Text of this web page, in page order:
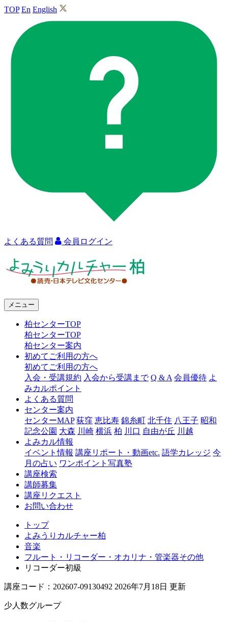
TOP En English
よくある質問 会員ログイン
ャ
メニュー
柏センターTOP
柏センターTOP
柏センター案内
初めてご利用の方へ
初めてご利用の方へ
入会・受講規約 入会から受講まで Q & A 会員優待 よ
みカルポイント
よくある質問
センター案内
センターMAP 荻窪 恵比寿 錦糸町 北千住 八王子 昭和
記念公園 大森 川崎 横浜 柏 川口 自由が丘 川越
よみカル情報
イベント情報 講座リポート・動画etc. 語学カレッジ 今
月の占い ワンポイント写真塾
講座検索
講師募集
講座リクエスト
お問い合わせ
トップ
よみうりカルチャー柏
音楽
フルート・リコーダー・オカリナ・管楽器その他
リコーダー初級
講座コード：202607-09130492 2026年7月18日 更新
少人数グループ